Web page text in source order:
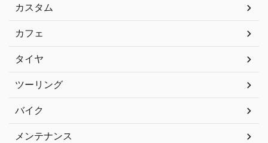
カスタム
カフェ
タイヤ
ツーリング
バイク
メンテナンス